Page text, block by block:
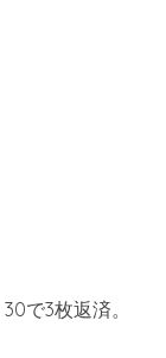
で3枚返済。